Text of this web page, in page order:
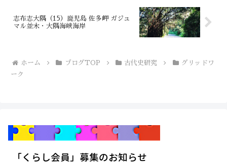
志布志大隅（15）鹿児島 佐多岬 ガジュ
マル並木・大隅海峡海岸
ホーム ブログTOP 古代史研究
グリッドワ
ーク